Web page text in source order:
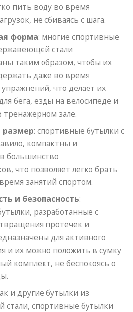
пить воду во время
не сбиваясь с шага.
форма: многие спортивные
стали
таким образом, чтобы их
даже во время
что делает их
бега, езды на велосипеде и
тренажерном зале.
: спортивные бутылки с
компактны и
большинство
что позволяет легко брать
занятий спортом.
и безопасность:
разработанные с
протечек и
для активного
и их можно положить в сумку
комплект, не беспокоясь о
и другие бутылки из
спортивные бутылки